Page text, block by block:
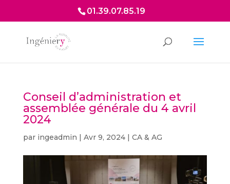
01.39.07.85.19
Conseil d’administration et
assemblée générale du 4 avril
2024
par ingeadmin | Avr 9, 2024| CA & AG